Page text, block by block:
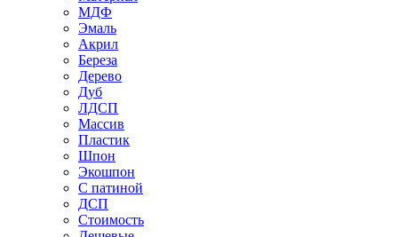
МДФ
Эмаль
Акрил
Береза
Дерево
Дуб
ЛДСП
Массив
Пластик
Шпон
Экошпон
С патиной
ДСП
Стоимость